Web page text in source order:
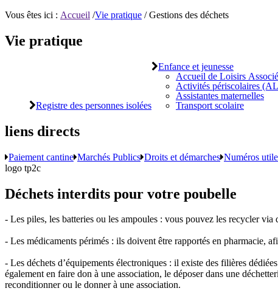
Vous êtes ici : Accueil /Vie pratique / Gestions des déchets
Vie pratique
Registre des personnes isolées
Enfance et jeunesse
Accueil de Loisirs
Activités périscolaires
Assistantes maternelles
Transport scolaire
liens directs
Paiement cantine Marchés Publics Droits et démarches Numéros
logo tp2c
Déchets interdits pour votre poubelle
- Les piles, les batteries ou les ampoules : vous pouvez les recycler
- Les médicaments périmés : ils doivent être rapportés en pharmacie,
- Les déchets d’équipements électroniques : il existe des filières
également en faire don à une association, le déposer dans une
reconditionner ou le donner à une association.